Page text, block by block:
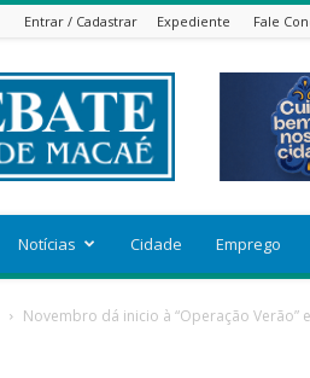
Entrar / Cadastrar Expediente Fale
Notícias Cidade Emprego
Novembro dá inicio à “Operação Verão”